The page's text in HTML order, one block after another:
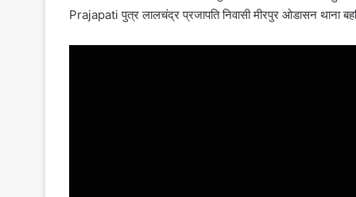
Prajapati पुत्र लालचंद्र प्रजापति निवासी मीरपुर ओडासन थाना